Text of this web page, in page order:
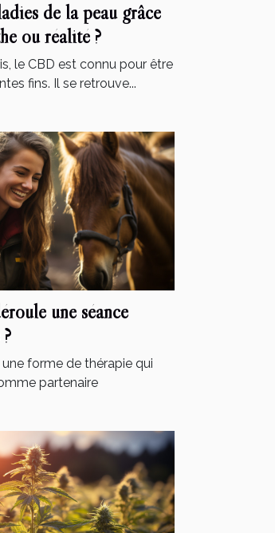
de la peau grâce
ou réalité ?
le CBD est connu pour être
fins. Il se retrouve...
une séance
forme de thérapie qui
partenaire